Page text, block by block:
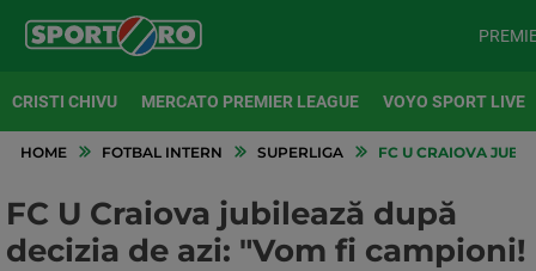
CRISTI CHIVU MERCATO PREMIER LEAGUE VOYO SPORT LIVE
HOME FOTBAL INTERN SUPERLIGA FC U CRAIOVA
FC U Craiova jubilează după
decizia de azi: "Vom fi campioni!